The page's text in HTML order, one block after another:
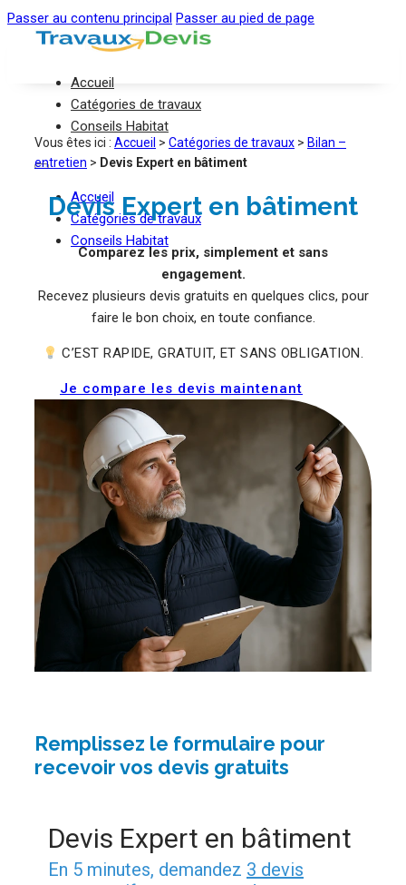
Passer au contenu principal Passer au pied de page
Accueil
Catégories de travaux
Conseils Habitat
Accueil
Catégories de travaux
Conseils Habitat
Vous êtes ici : Accueil > Catégories de travaux > Bilan –
entretien > Devis Expert en bâtiment
Devis Expert en bâtiment
Comparez les prix, simplement et sans
engagement.
Recevez plusieurs devis gratuits en quelques clics, pour
faire le bon choix, en toute confiance.
C’EST RAPIDE, GRATUIT, ET SANS OBLIGATION.
Je compare les devis maintenant
Remplissez le formulaire pour
recevoir vos devis gratuits
Devis Expert en bâtiment
En 5 minutes, demandez 3 devis